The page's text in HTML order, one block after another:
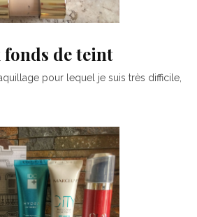
fonds de teint
pour lequel je suis très difficile,